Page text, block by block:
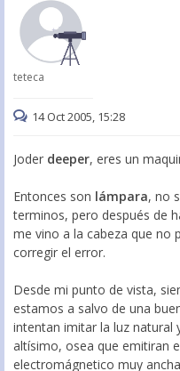
teteca
14 Oct 2005, 15:28
Joder deeper, eres un
Entonces son lámpara, no
terminos, pero después de
me vino a la cabeza que no
corregir el error.
Desde mi punto de vista,
estamos a salvo de una
intentan imitar la luz natural
altísimo, osea que emitiran
electromágnetico muy